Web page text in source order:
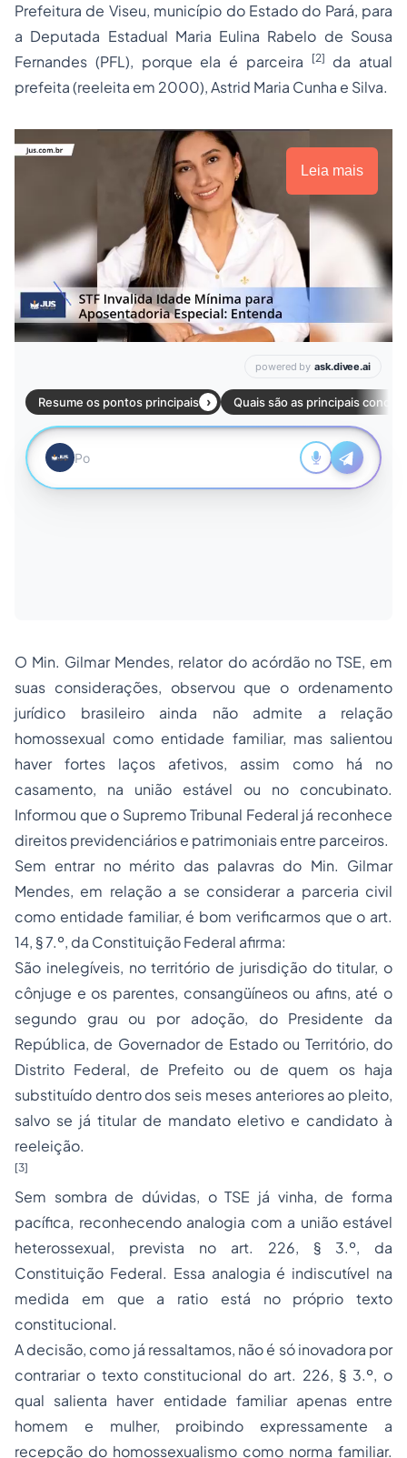
Prefeitura de Viseu, município do Estado do Pará, para
a Deputada Estadual Maria Eulina Rabelo de Sousa
Fernandes (PFL), porque ela é parceira
[2]
da atual
prefeita (reeleita em 2000), Astrid Maria Cunha e Silva.
Leia mais
O Min. Gilmar Mendes, relator do acórdão no TSE, em
suas considerações, observou que o ordenamento
jurídico brasileiro ainda não admite a relação
homossexual como entidade familiar, mas salientou
haver fortes laços afetivos, assim como há no
casamento, na união estável ou no concubinato.
Informou que o Supremo Tribunal Federal já reconhece
direitos previdenciários e patrimoniais entre parceiros.
Sem entrar no mérito das palavras do Min. Gilmar
Mendes, em relação a se considerar a parceria civil
como entidade familiar, é bom verificarmos que o art.
14, § 7.º, da Constituição Federal afirma:
São inelegíveis, no território de jurisdição do titular, o
cônjuge e os parentes, consangüíneos ou afins, até o
segundo grau ou por adoção, do Presidente da
República, de Governador de Estado ou Território, do
Distrito Federal, de Prefeito ou de quem os haja
substituído dentro dos seis meses anteriores ao pleito,
salvo se já titular de mandato eletivo e candidato à
reeleição.
[3]
Sem sombra de dúvidas, o TSE já vinha, de forma
pacífica, reconhecendo analogia com a união estável
heterossexual, prevista no art. 226, § 3.º, da
Constituição Federal. Essa analogia é indiscutível na
medida em que a ratio está no próprio texto
constitucional.
A decisão, como já ressaltamos, não é só inovadora por
contrariar o texto constitucional do art. 226, § 3.º, o
qual salienta haver entidade familiar apenas entre
homem e mulher, proibindo expressamente a
recepção do homossexualismo como norma familiar.